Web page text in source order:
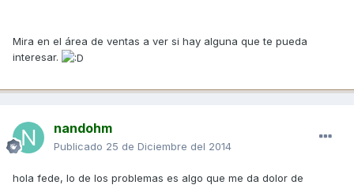
Mira en el área de ventas a ver si hay alguna que te pueda
interesar.
nandohm
Publicado 25 de Diciembre del 2014
hola fede, lo de los problemas es algo que me da dolor de